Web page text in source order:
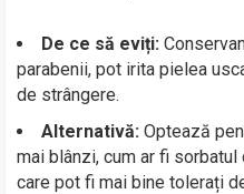
De ce să eviți:
parabenii, pot irita pielea
de strângere.
Alternativă: Optează
mai blânzi, cum ar fi
care pot fi mai bine tolerați